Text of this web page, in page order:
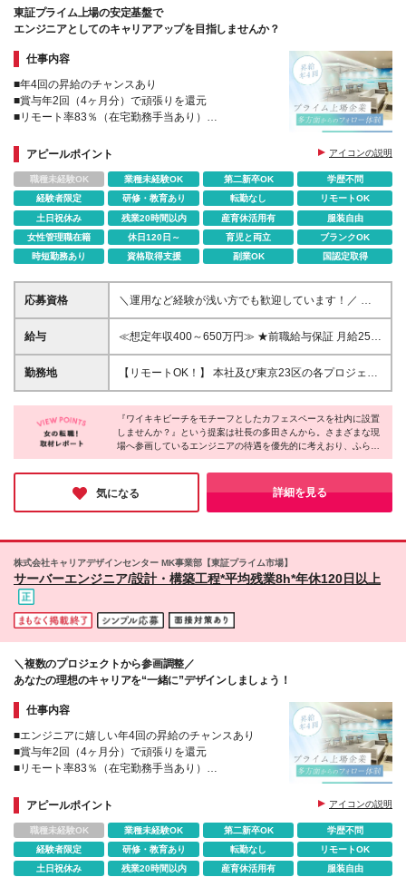
東証プライム上場の安定基盤で
エンジニアとしてのキャリアアップを目指しませんか？
仕事内容
■年4回の昇給のチャンスあり
■賞与年2回（4ヶ月分）で頑張りを還元
■リモート率83％（在宅勤務手当あり）
■書籍購入補助制度（最大5000円/月を補助）
アピールポイント アイコンの説明
職種未経験OK 業種未経験OK 第二新卒OK
学歴不問
経験者限定
研修・教育あり 転勤なし
リモートOK
土日祝休み
残業20時間以内 産育休活用有
服装自由
女性管理職在籍
休日120日～ 育児と両立
ブランクOK
時短勤務あり
資格取得支援 副業OK 国認定取得
応募資格
＼運用など経験が浅い方でも歓迎しています！／ ◆
第二新卒OK！ ◆インフラエンジニアとしてのご経験
がある方 ※学歴不問
給与
≪想定年収400～650万円≫ ★前職給与保証 月給25万
円～41.5万円＋賞与年2回（4カ月分）＋各種手当＋残
業代全額支給 ※試用期間は3ヶ月。その間の給与・待
実力を正当に評価できるよう、年4回の昇給チャンス
を用意しています。 全30段階のグレードを用意して
おり、 実績に応じて収入UPが叶う仕組みを整えてい
勤務地
【リモートOK！】 本社及び東京23区の各プロジェク
ト先での勤務となります ※転居を伴う転勤はありませ
ん 本社／東京都港区赤坂3-21-20 赤坂ロングビーチビ
ル ★就業先にもよりますが、リモート案件も多く取
り扱っている為、リモート勤務での就業も可能です！
【社長から溢れ出るエンジニアファーストの精神】
エンジニアの皆さんが羽根を休められる場所として、
ハワイのワイキキビーチをモチーフとしたカフェスペ
『ワイキキビーチをモチーフとしたカフェスペースを社内に設置
しませんか？』という提案は社長の多田さんから。さまざまな現
場へ参画しているエンジニアの待遇を優先的に考えおり、ふらっ
と立ち寄り珈琲を飲んで一息つくときや、ワークスペースとして
使いたいときに、いつでも利用できるようにと発案されました。
居心地の良い環境は社員と一緒に作っていくスタンスです。長く
活躍できる会社を探している方はぜひご応募ください♪
気になる 詳細を見る
株式会社キャリアデザインセンター MK事業部【東証プライム市場】
サーバーエンジニア/設計・構築工程*平均残業8h*年休120日以上
＼複数のプロジェクトから参画調整／
あなたの理想のキャリアを“一緒に”デザインしましょう！
仕事内容
■エンジニアに嬉しい年4回の昇給のチャンスあり
■賞与年2回（4ヶ月分）で頑張りを還元
■リモート率83％（在宅勤務手当あり）
アピールポイント
アイコンの説明
職種未経験OK 業種未経験OK 第二新卒OK
学歴不問
経験者限定
研修・教育あり 転勤なし
リモートOK
土日祝休み
残業20時間以内 産育休活用有
服装自由